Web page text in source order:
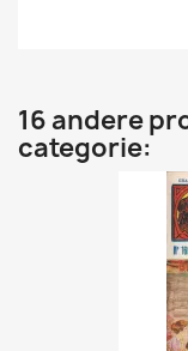
16 andere
categorie: